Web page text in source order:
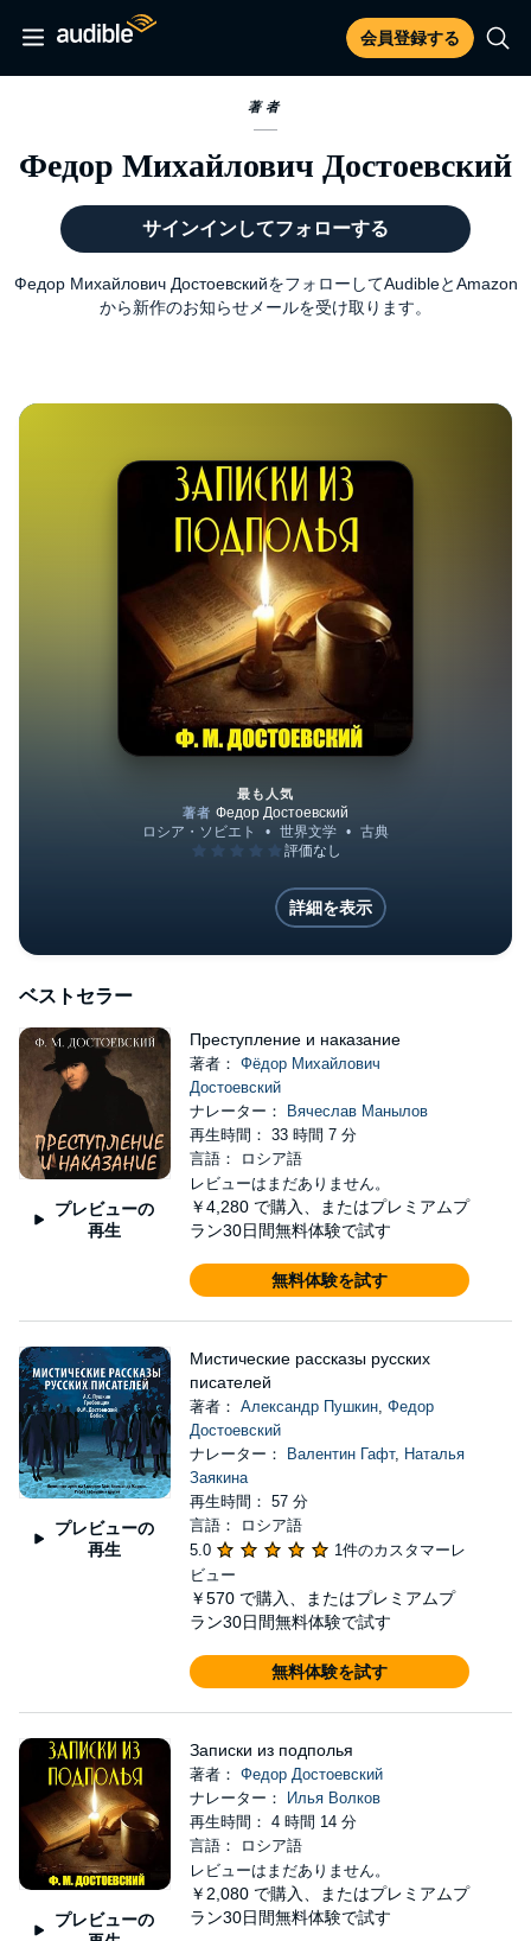
会員登録する
著者
Федор Михайлович Достоевский
サインインしてフォローする
Федор Михайлович ДостоевскийをフォローしてAudibleとAmazon
から新作のお知らせメールを受け取ります。
Записки из подполья
最も人気
詳細を表示
ベストセラー
プレビューの
再生
Преступление и наказание
著者： Фёдор Михайлович
Достоевский
ナレーター：
Вячеслав Манылов
再生時間： 33 時間 7 分
言語： ロシア語
レビューはまだありません。
￥4,280 で購入、またはプレミアムプ
ラン30日間無料体験で試す
無料体験を試す
プレビューの
再生
Мистические рассказы русских
писателей
著者： Александр Пушкин, Федор
Достоевский
ナレーター：
Валентин Гафт, Наталья
Заякина
再生時間： 57 分
言語： ロシア語
5.0
1件のカスタマーレ
ビュー
￥570 で購入、またはプレミアムプ
ラン30日間無料体験で試す
無料体験を試す
プレビューの
Записки из подполья
著者： Федор Достоевский
ナレーター：
Илья Волков
再生時間： 4 時間 14 分
言語： ロシア語
レビューはまだありません。
￥2,080 で購入、またはプレミアムプ
ラン30日間無料体験で試す